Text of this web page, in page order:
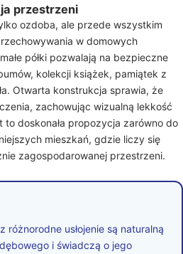
przestrzeni
ozdoba, ale przede wszystkim
w domowych
półki pozwalają na bezpieczne
kolekcji książek, pamiątek z
Otwarta konstrukcja sprawia, że
zachowując wizualną lekkość
doskonała propozycja zarówno do
mieszkań, gdzie liczy się
zagospodarowanej przestrzeni.
różnorodne usłojenie są naturalną
i świadczą o jego